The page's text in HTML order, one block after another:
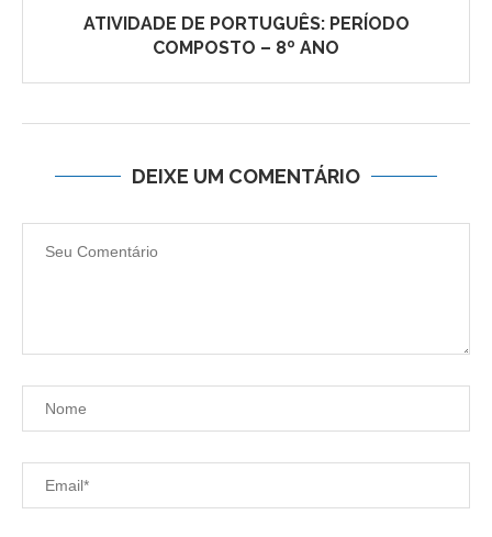
ATIVIDADE DE PORTUGUÊS: PERÍODO
COMPOSTO – 8º ANO
DEIXE UM COMENTÁRIO